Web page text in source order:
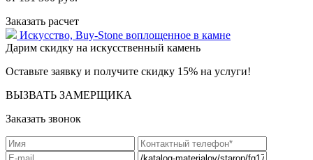
Заказать расчет
Искусство, Buy-Stone воплощенное в камне
Дарим скидку на искусственный камень
Оставьте заявку и получите скидку 15% на услуги!
ВЫЗВАТЬ ЗАМЕРЩИКА
Заказать звонок